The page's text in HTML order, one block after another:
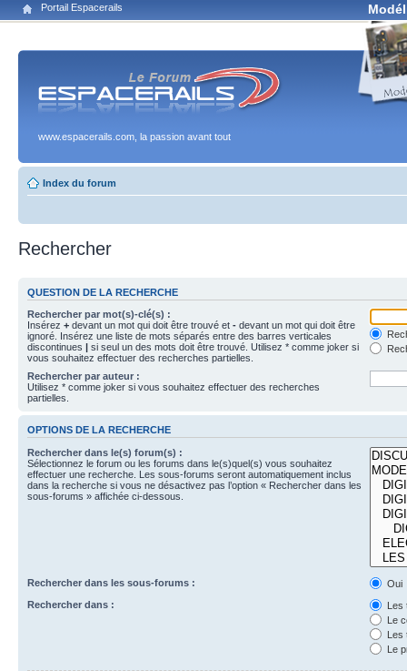
Portail Espacerails
www.espacerails.com, la passion avant tout
Index du forum
Rechercher
QUESTION DE LA RECHERCHE
Rechercher par mot(s)-clé(s) :
Insérez + devant un mot qui doit être trouvé et - devant un mot qui doit être
ignoré. Insérez une liste de mots séparés entre des barres verticales
discontinues | si seul un des mots doit être trouvé. Utilisez * comme joker si
vous souhaitez effectuer des recherches partielles.
Rechercher par auteur :
Utilisez * comme joker si vous souhaitez effectuer des recherches
partielles.
OPTIONS DE LA RECHERCHE
Rechercher dans le(s) forum(s) :
Sélectionnez le forum ou les forums dans le(s)quel(s) vous souhaitez
effectuer une recherche. Les sous-forums seront automatiquement inclus
dans la recherche si vous ne désactivez pas l’option « Rechercher dans les
sous-forums » affichée ci-dessous.
Rechercher dans les sous-forums :
Oui
Rechercher dans :
Les
Le
Les
Le